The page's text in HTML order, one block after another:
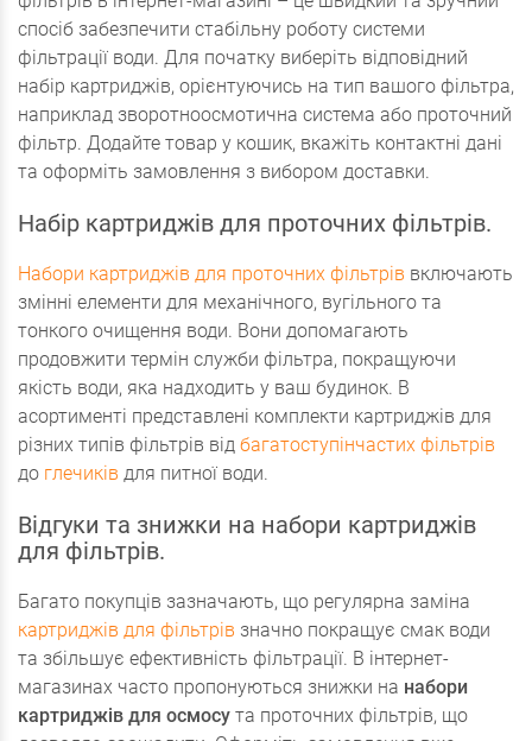
спосіб забезпечити стабільну роботу системи
фільтрації води. Для початку виберіть відповідний
набір картриджів, орієнтуючись на тип вашого фільтра,
наприклад зворотноосмотична система або проточний
фільтр. Додайте товар у кошик, вкажіть контактні дані
та оформіть замовлення з вибором доставки.
Набір картриджів для проточних фільтрів.
Набори картриджів для проточних фільтрів включають
змінні елементи для механічного, вугільного та
тонкого очищення води. Вони допомагають
продовжити термін служби фільтра, покращуючи
якість води, яка надходить у ваш будинок. В
асортименті представлені комплекти картриджів для
різних типів фільтрів від багатоступінчастих фільтрів
до глечиків для питної води.
Відгуки та знижки на набори картриджів
для фільтрів.
Багато покупців зазначають, що регулярна заміна
картриджів для фільтрів значно покращує смак води
та збільшує ефективність фільтрації. В інтернет-
магазинах часто пропонуються знижки на набори
картриджів для осмосу та проточних фільтрів, що